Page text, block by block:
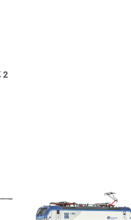
2